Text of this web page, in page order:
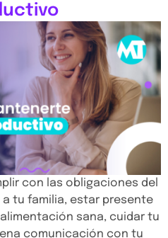
con las obligaciones del
tu familia, estar presente
sana, cuidar tu
comunicación con tu